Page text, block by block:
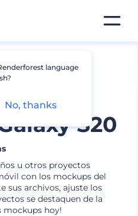
S20
u otros proyectos
con los mockups del
sus archivos, ajuste los
se destaquen de la
mockups hoy!
language
No, thanks